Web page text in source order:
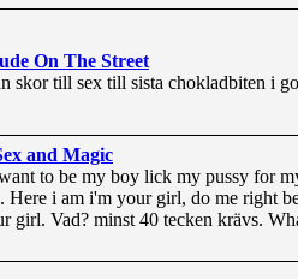
On The Street
skor till sex till sista chokladbiten i
and Magic
to be my boy lick my pussy for
Here i am i'm your girl, do me right
girl. Vad? minst 40 tecken krävs.